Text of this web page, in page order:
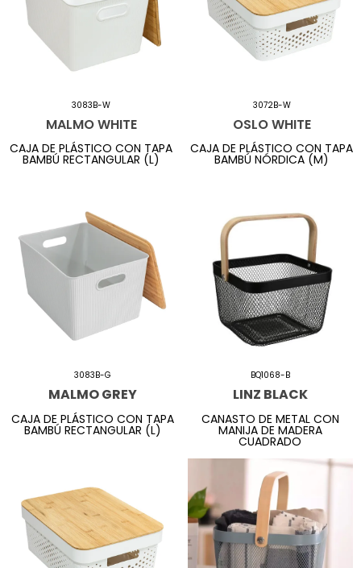
3083B-W
MALMO WHITE
CAJA DE PLÁSTICO CON TAPA
BAMBÚ RECTANGULAR (L)
3072B-W
OSLO WHITE
CAJA DE PLÁSTICO CON TAPA
BAMBÚ NÓRDICA (M)
3083B-G
MALMO GREY
CAJA DE PLÁSTICO CON TAPA
BAMBÚ RECTANGULAR (L)
BQ1068-B
LINZ BLACK
CANASTO DE METAL CON
MANIJA DE MADERA
CUADRADO